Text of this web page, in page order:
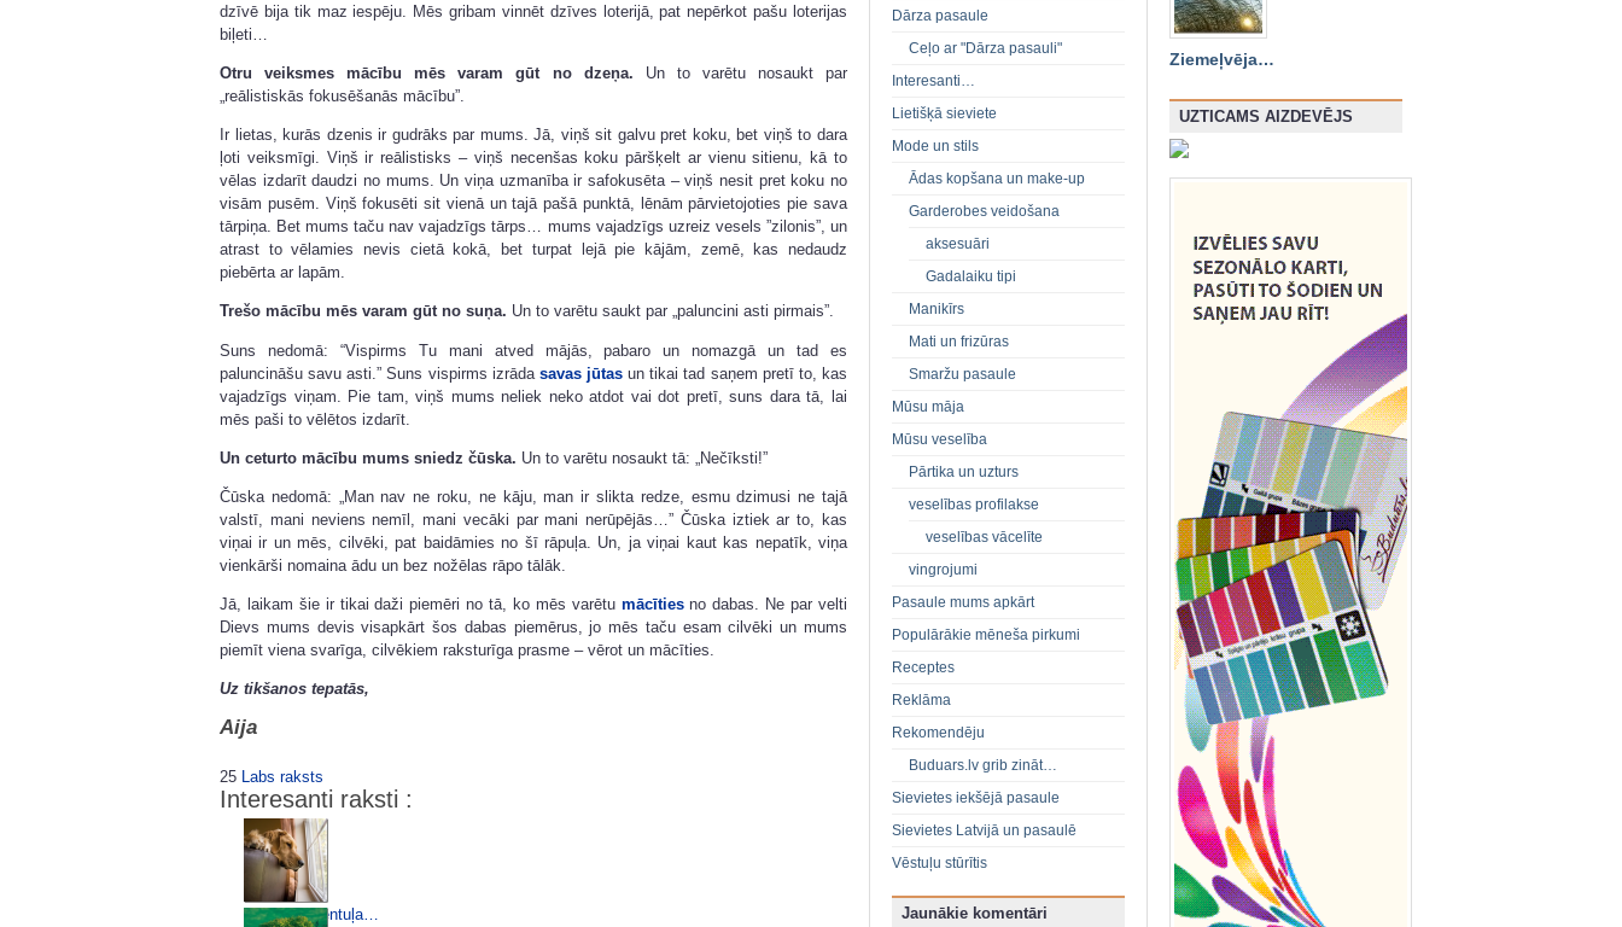
dzīvē bija tik maz iespēju. Mēs gribam vinnēt dzīves loterijā, pat nepērkot pašu loterijas
biļeti…
Otru veiksmes mācību mēs varam gūt no dzeņa. Un to varētu nosaukt par
„reālistiskās fokusēšanās mācību”.
Ir lietas, kurās dzenis ir gudrāks par mums. Jā, viņš sit galvu pret koku, bet viņš to dara
ļoti veiksmīgi. Viņš ir reālistisks – viņš necenšas koku pāršķelt ar vienu sitienu, kā to
vēlas izdarīt daudzi no mums. Un viņa uzmanība ir safokusēta – viņš nesit pret koku no
visām pusēm. Viņš fokusēti sit vienā un tajā pašā punktā, lēnām pārvietojoties pie sava
tārpiņa. Bet mums taču nav vajadzīgs tārps… mums vajadzīgs uzreiz vesels ”zilonis”, un
atrast to vēlamies nevis cietā kokā, bet turpat lejā pie kājām, zemē, kas nedaudz
piebērta ar lapām.
Trešo mācību mēs varam gūt no suņa. Un to varētu saukt par „paluncini asti pirmais”.
Suns nedomā: “Vispirms Tu mani atved mājās, pabaro un nomazgā un tad es
paluncināšu savu asti.” Suns vispirms izrāda savas jūtas un tikai tad saņem pretī to, kas
vajadzīgs viņam. Pie tam, viņš mums neliek neko atdot vai dot pretī, suns dara tā, lai
mēs paši to vēlētos izdarīt.
Un ceturto mācību mums sniedz čūska. Un to varētu nosaukt tā: „Nečīksti!”
Čūska nedomā: „Man nav ne roku, ne kāju, man ir slikta redze, esmu dzimusi ne tajā
valstī, mani neviens nemīl, mani vecāki par mani nerūpējās…” Čūska iztiek ar to, kas
viņai ir un mēs, cilvēki, pat baidāmies no šī rāpuļa. Un, ja viņai kaut kas nepatīk, viņa
vienkārši nomaina ādu un bez nožēlas rāpo tālāk.
Jā, laikam šie ir tikai daži piemēri no tā, ko mēs varētu mācītiesno dabas. Ne par velti
Dievs mums devis visapkārt šos dabas piemērus, jo mēs taču esam cilvēki un mums
piemīt viena svarīga, cilvēkiem raksturīga prasme – vērot un mācīties.
Uz tikšanos tepatās,
Aija
25 Labs raksts
Interesanti raksti :
Tu neesi vientuļa…
Dārza pasaule
Ceļo ar "Dārza pasauli"
Interesanti…
Lietišķā sieviete
Mode un stils
Ādas kopšana un make-up
Garderobes veidošana
aksesuāri
Gadalaiku tipi
Manikīrs
Mati un frizūras
Smaržu pasaule
Mūsu māja
Mūsu veselība
Pārtika un uzturs
veselības profilakse
veselības vācelīte
vingrojumi
Pasaule mums apkārt
Populārākie mēneša pirkumi
Receptes
Reklāma
Rekomendēju
Buduars.lv grib zināt…
Sievietes iekšējā pasaule
Sievietes Latvijā un pasaulē
Vēstuļu stūrītis
Jaunākie komentāri
Ziemeļvēja…
UZTICAMS AIZDEVĒJS